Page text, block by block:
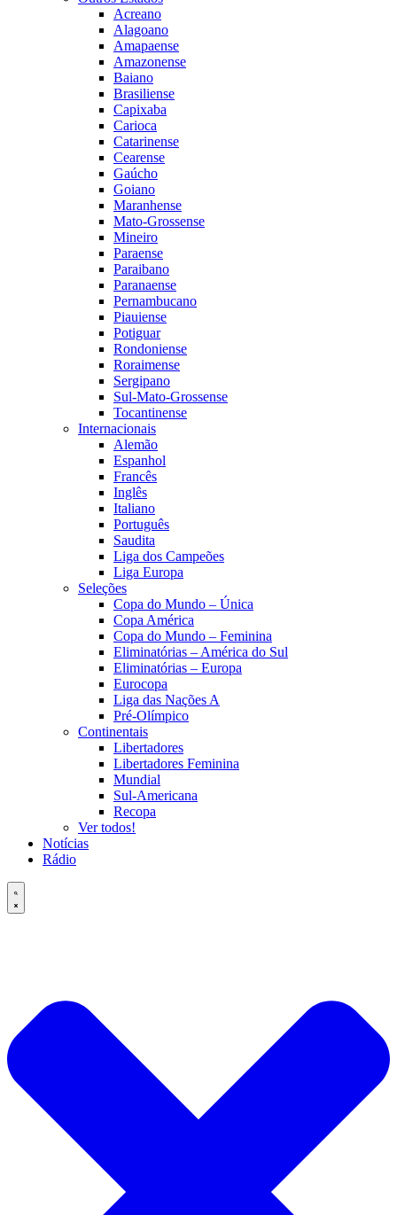
Acreano
Alagoano
Amapaense
Amazonense
Baiano
Brasiliense
Capixaba
Carioca
Catarinense
Cearense
Gaúcho
Goiano
Maranhense
Mato-Grossense
Mineiro
Paraense
Paraibano
Paranaense
Pernambucano
Piauiense
Potiguar
Rondoniense
Roraimense
Sergipano
Sul-Mato-Grossense
Tocantinense
Internacionais
Alemão
Espanhol
Francês
Inglês
Italiano
Português
Saudita
Liga dos Campeões
Liga Europa
Seleções
Copa do Mundo – Única
Copa América
Copa do Mundo – Feminina
Eliminatórias – América do Sul
Eliminatórias – Europa
Eurocopa
Liga das Nações A
Pré-Olímpico
Continentais
Libertadores
Libertadores Feminina
Mundial
Sul-Americana
Recopa
Ver todos!
Notícias
Rádio